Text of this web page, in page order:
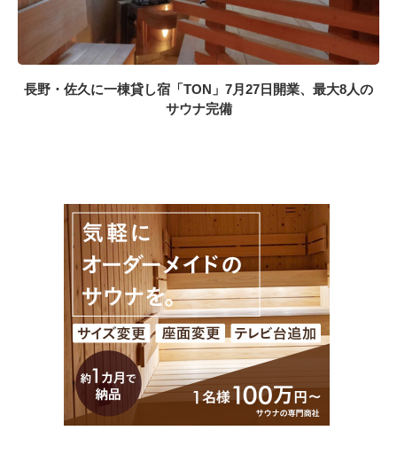
長野・佐久に一棟貸し宿「TON」7月27日開業、最大8人の
サウナ完備